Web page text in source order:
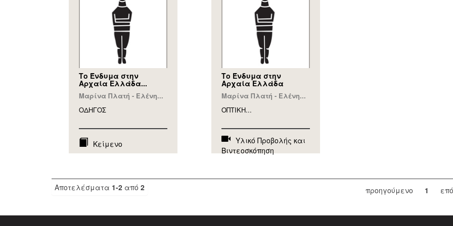
Το Ένδυμα στην
Αρχαία Ελλάδα...
Μαρίνα Πλατή - Ελένη...
ΟΔΗΓΟΣ
Κείμενο
Το Ένδυμα στην
Αρχαία Ελλάδα
Μαρίνα Πλατή - Ελένη...
ΟΠΤΙΚΗ...
Υλικό Προβολής και
Βιντεοσκόπηση
Αποτελέσματα 1-2 από 2 προηγούμενο 1